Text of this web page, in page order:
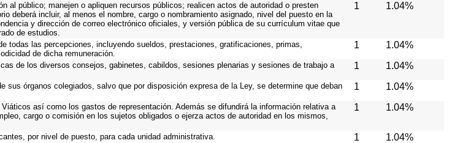
al público; manejen o apliquen recursos públicos; realicen actos de autoridad o presten
deberá incluir, al menos el nombre, cargo o nombramiento asignado, nivel del puesto en la
y dirección de correo electrónico oficiales, y versión pública de su currículum vitae que
de estudios.
1 1.04%
todas las percepciones, incluyendo sueldos, prestaciones, gratificaciones, primas,
de dicha remuneración.
1 1.04%
de los diversos consejos, gabinetes, cabildos, sesiones plenarias y sesiones de trabajo a
1 1.04%
órganos colegiados, salvo que por disposición expresa de la Ley, se determine que deban
1 1.04%
así como los gastos de representación. Además se difundirá la información relativa a
cargo o comisión en los sujetos obligados o ejerza actos de autoridad en los mismos,
1 1.04%
por nivel de puesto, para cada unidad administrativa. 1 1.04%